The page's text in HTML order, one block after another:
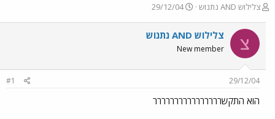
פ
ח
ה
ו
ש
צלילוש AND נתנוש
פ
ס
ם
ת
29/12/04
צ צלילוש AND נתנוש
New member
29/12/04
#1
הוא התקשרררררררררררררררר